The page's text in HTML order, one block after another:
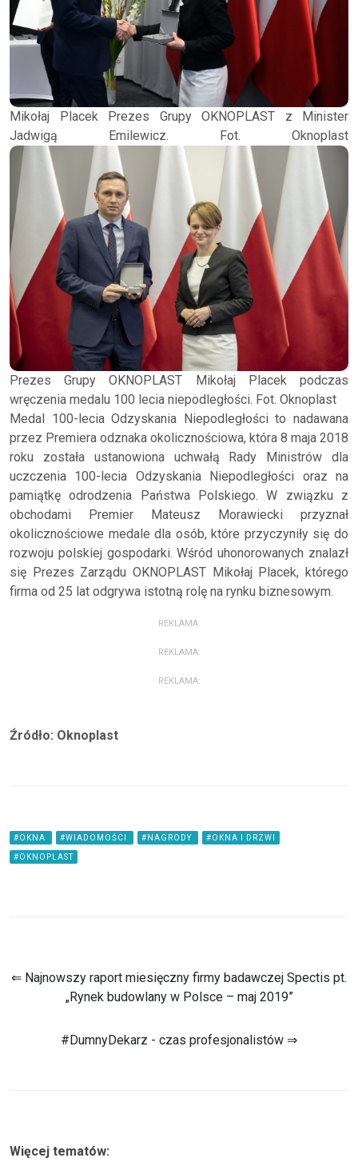
Mikołaj Placek Prezes Grupy OKNOPLAST z Minister
Jadwigą Emilewicz. Fot. Oknoplast
Prezes Grupy OKNOPLAST Mikołaj Placek podczas
wręczenia medalu 100 lecia niepodległości. Fot. Oknoplast
Medal 100-lecia Odzyskania Niepodległości to nadawana
przez Premiera odznaka okolicznościowa, która 8 maja 2018
roku została ustanowiona uchwałą Rady Ministrów dla
uczczenia 100-lecia Odzyskania Niepodległości oraz na
pamiątkę odrodzenia Państwa Polskiego. W związku z
obchodami Premier Mateusz Morawiecki przyznał
okolicznościowe medale dla osób, które przyczyniły się do
rozwoju polskiej gospodarki. Wśród uhonorowanych znalazł
się Prezes Zarządu OKNOPLAST Mikołaj Placek, którego
firma od 25 lat odgrywa istotną rolę na rynku biznesowym.
REKLAMA:
REKLAMA:
REKLAMA:
Źródło: Oknoplast
#OKNA #WIADOMOŚCI #NAGRODY #OKNA I DRZWI
#OKNOPLAST
⇐ Najnowszy raport miesięczny firmy badawczej Spectis pt.
„Rynek budowlany w Polsce – maj 2019”
#DumnyDekarz - czas profesjonalistów ⇒
Więcej tematów: